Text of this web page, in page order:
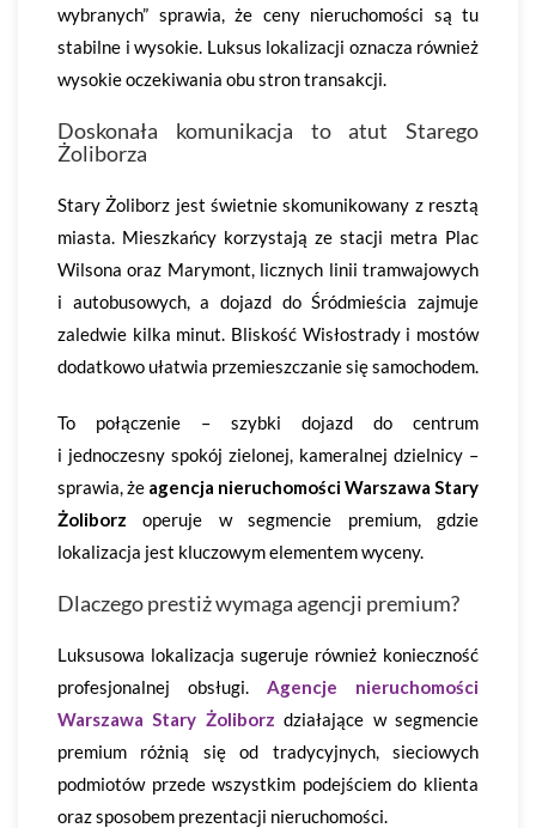
wybranych” sprawia, że ceny nieruchomości są tu
stabilne i wysokie. Luksus lokalizacji oznacza również
wysokie oczekiwania obu stron transakcji.
Doskonała komunikacja to atut Starego
Żoliborza
Stary Żoliborz jest świetnie skomunikowany z resztą
miasta. Mieszkańcy korzystają ze stacji metra Plac
Wilsona oraz Marymont, licznych linii tramwajowych
i autobusowych, a dojazd do Śródmieścia zajmuje
zaledwie kilka minut. Bliskość Wisłostrady i mostów
dodatkowo ułatwia przemieszczanie się samochodem.
To połączenie – szybki dojazd do centrum
i jednoczesny spokój zielonej, kameralnej dzielnicy –
sprawia, że agencja nieruchomości Warszawa Stary
Żoliborz operuje w segmencie premium, gdzie
lokalizacja jest kluczowym elementem wyceny.
Dlaczego prestiż wymaga agencji premium?
Luksusowa lokalizacja sugeruje również konieczność
profesjonalnej obsługi. Agencje nieruchomości
Warszawa Stary Żoliborz działające w segmencie
premium różnią się od tradycyjnych, sieciowych
podmiotów przede wszystkim podejściem do klienta
oraz sposobem prezentacji nieruchomości.